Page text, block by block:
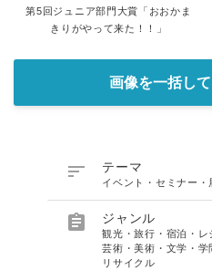
第5回ジュニア部門大賞「おおかま
きりがやって来た！！」
画像を一括し
 テーマ
イベント・セミナー・
 ジャンル
観光・旅行・宿泊・レ
芸術・美術・文学・学
リサイクル